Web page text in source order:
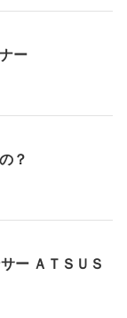
ー
？
ー ＡＴＳＵＳ